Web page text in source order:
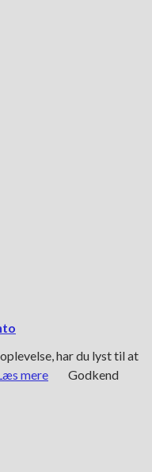
har du lyst til at
mere Godkend